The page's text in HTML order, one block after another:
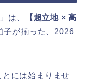
は、
【超立地 × 高
子が揃った、2026
には始まりませ